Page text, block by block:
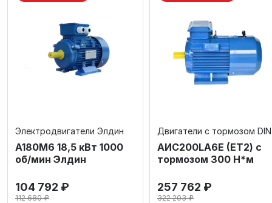
Электродвигатели Элдин
А180M6 18,5 кВт 1000
об/мин Элдин
104 792 ₽
112 680 ₽
Двигатели с тормозом DIN
AИC200LA6Е (ET2) с
тормозом 300 Н*м
257 762 ₽
322 203 ₽